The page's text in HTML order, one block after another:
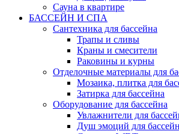
Сауна в квартире
БАССЕЙН И СПА
Сантехника для бассейна
Трапы и сливы
Краны и смесители
Раковины и курны
Отделочные материалы для
Мозаика, плитка для
Затирка для бассейна
Оборудование для бассейна
Увлажнители для
Душ эмоций для